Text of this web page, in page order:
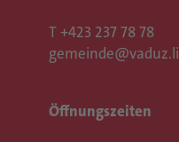
T +423 237 78 78
gemeinde@vaduz.li
Öffnungszeiten